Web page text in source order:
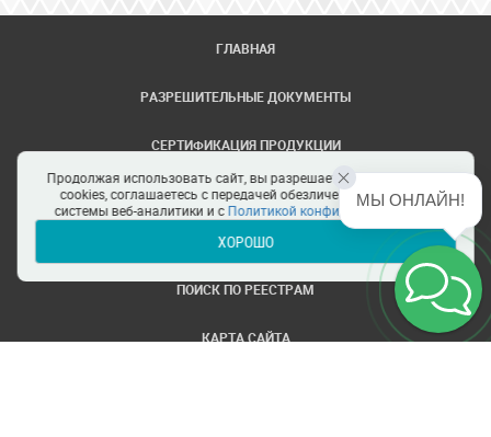
ГЛАВНАЯ
РАЗРЕШИТЕЛЬНЫЕ ДОКУМЕНТЫ
СЕРТИФИКАЦИЯ ПРОДУКЦИИ
ЗАДАТЬ ВОПРОС
ЦЕНТРЫ СЕРТИФИКАЦИИ
ПОИСК ПО РЕЕСТРАМ
КАРТА САЙТА
Продолжая использовать сайт, вы разрешаете использование
cookies, соглашаетесь с передачей обезличенных данных в
системы веб-аналитики и сПолитикой конфиденциальности
ХОРОШО
МЫ ОНЛАЙН!